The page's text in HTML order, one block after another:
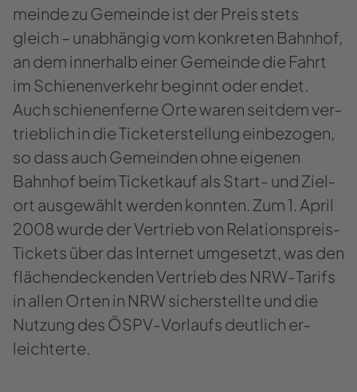
mein­de zu Ge­mein­de ist der Preis stets
gleich – un­ab­hän­gig vom kon­kre­ten Bahn­hof,
an dem in­ner­halb einer Ge­mein­de die Fahrt
im Schie­nen­ver­kehr be­ginnt oder endet.
Auch schie­nen­fer­ne Orte waren seit­dem ver­
trieb­lich in die Ti­cke­ter­stel­lung ein­be­zo­gen,
so dass auch Ge­mein­den ohne ei­ge­nen
Bahn­hof beim Ti­cket­kauf als Start-​​ und Ziel­
ort aus­ge­wählt wer­den konn­ten. Zum 1. April
2008 wurde der Ver­trieb von Re­la­ti­ons­prei­s­
Ti­ckets über das In­ter­net um­ge­setzt, was den
flä­chen­de­cken­den Ver­trieb des NRW-​​Tarifs
in allen Orten in NRW si­cher­stell­te und die
Nut­zung des ÖSPV-​​Vorlaufs deut­lich er­
leich­ter­te.